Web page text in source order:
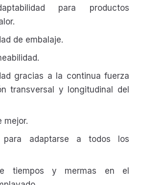
para productos
de embalaje.
gracias a la continua fuerza
transversal y longitudinal del
mejor.
para adaptarse a todos los
tiempos y mermas en el